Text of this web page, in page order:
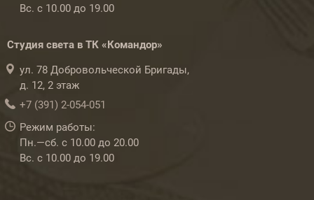
Вс. с 10.00 до 19.00
Студия света в ТК «Командор»
ул. 78 Добровольческой Бригады,
д. 12, 2 этаж
+7 (391) 2-054-051
Режим работы:
Пн.—сб. с 10.00 до 20.00
Вс. с 10.00 до 19.00